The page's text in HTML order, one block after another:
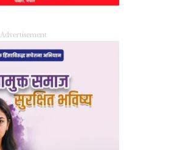
Advertisement